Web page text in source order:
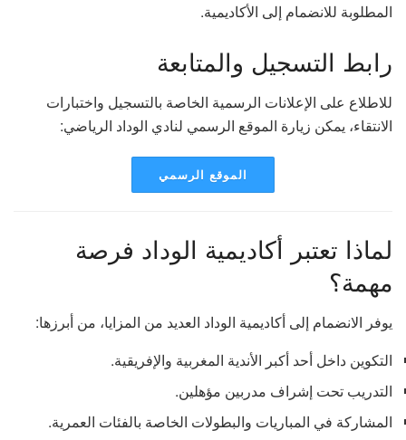
المطلوبة للانضمام إلى الأكاديمية.
رابط التسجيل والمتابعة
للاطلاع على الإعلانات الرسمية الخاصة بالتسجيل واختبارات
الانتقاء، يمكن زيارة الموقع الرسمي لنادي الوداد الرياضي:
لماذا تعتبر أكاديمية الوداد فرصة
مهمة؟
يوفر الانضمام إلى أكاديمية الوداد العديد من المزايا، من أبرزها:
التكوين داخل أحد أكبر الأندية المغربية والإفريقية.
التدريب تحت إشراف مدربين مؤهلين.
المشاركة في المباريات والبطولات الخاصة بالفئات العمرية.